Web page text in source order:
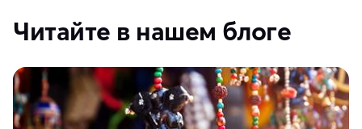
Читайте в нашем блоге